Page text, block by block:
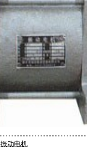
振动电机